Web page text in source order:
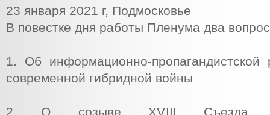
23 января 2021 г, Подмосковье
В повестке дня работы Пленума два
1. Об информационно-
современной гибридной войны
2 О созыве XVIII Съезда